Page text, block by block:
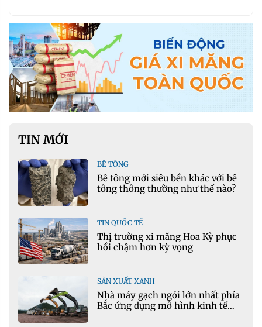
TIN MỚI
BÊ TÔNG
Bê tông mới siêu bền khác với bê
tông thông thường như thế nào?
TIN QUỐC TẾ
Thị trường xi măng Hoa Kỳ phục
hồi chậm hơn kỳ vọng
SẢN XUẤT XANH
Nhà máy gạch ngói lớn nhất phía
Bắc ứng dụng mô hình kinh tế